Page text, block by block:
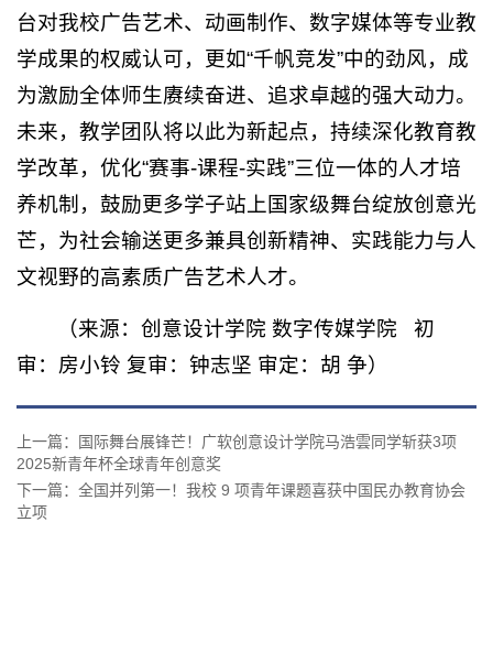
台对我校广告艺术、动画制作、数字媒体等专业教
学成果的权威认可，更如“千帆竞发”中的劲风，成
为激励全体师生赓续奋进、追求卓越的强大动力。
未来，教学团队将以此为新起点，持续深化教育教
学改革，优化“赛事-课程-实践”三位一体的人才培
养机制，鼓励更多学子站上国家级舞台绽放创意光
芒，为社会输送更多兼具创新精神、实践能力与人
文视野的高素质广告艺术人才。
（来源：创意设计学院 数字传媒学院 初
审：房小铃 复审：钟志坚 审定：胡 争）
上一篇：国际舞台展锋芒！广软创意设计学院马浩雲同学斩获3项
2025新青年杯全球青年创意奖
下一篇：全国并列第一！我校 9 项青年课题喜获中国民办教育协会
立项